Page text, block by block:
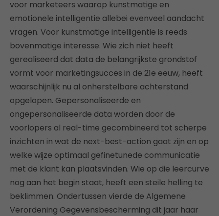
voor marketeers waarop kunstmatige en
emotionele intelligentie allebei evenveel aandacht
vragen. Voor kunstmatige intelligentie is reeds
bovenmatige interesse. Wie zich niet heeft
gerealiseerd dat data de belangrijkste grondstof
vormt voor marketingsucces in de 21e eeuw, heeft
waarschijnlijk nu al onherstelbare achterstand
opgelopen. Gepersonaliseerde en
ongepersonaliseerde data worden door de
voorlopers al real-time gecombineerd tot scherpe
inzichten in wat de next-best-action gaat zijn en op
welke wijze optimaal gefinetunede communicatie
met de klant kan plaatsvinden. Wie op die leercurve
nog aan het begin staat, heeft een steile helling te
beklimmen. Ondertussen vierde de Algemene
Verordening Gegevensbescherming dit jaar haar